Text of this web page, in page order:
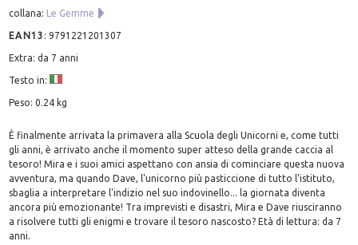
collana: Le Gemme
EAN13 :9791221201307
Extra: da 7 anni
Testo in:
Peso: 0.24 kg
È finalmente arrivata la primavera alla Scuola degli Unicorni e, come tutti
gli anni, è arrivato anche il momento super atteso della grande caccia al
tesoro! Mira e i suoi amici aspettano con ansia di cominciare questa nuova
avventura, ma quando Dave, l'unicorno più pasticcione di tutto l'istituto,
sbaglia a interpretare l'indizio nel suo indovinello... la giornata diventa
ancora più emozionante! Tra imprevisti e disastri, Mira e Dave riusciranno
a risolvere tutti gli enigmi e trovare il tesoro nascosto? Età di lettura: da 7
anni.